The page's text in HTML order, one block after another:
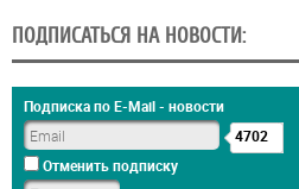
ПОДПИСАТЬСЯ НА НОВОСТИ:
Подписка по E-Mail - новости
4702
Отменить подписку